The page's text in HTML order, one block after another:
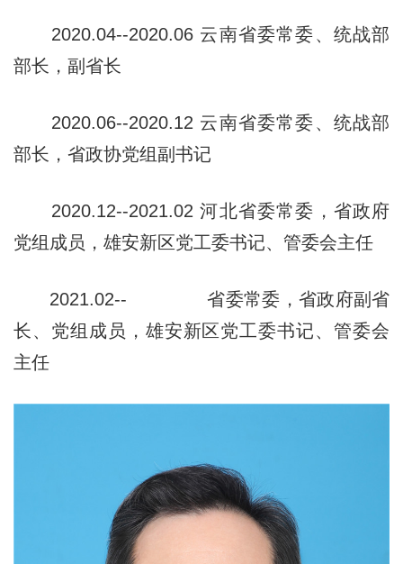
2020.04--2020.06 云南省委常委、统战部
部长，副省长
2020.06--2020.12 云南省委常委、统战部
部长，省政协党组副书记
2020.12--2021.02 河北省委常委，省政府
党组成员，雄安新区党工委书记、管委会主任
2021.02-- 省委常委，省政府副省
长、党组成员，雄安新区党工委书记、管委会
主任